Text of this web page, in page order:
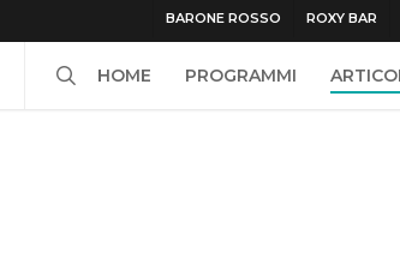
BARONE ROSSO ROXY BAR
HOME PROGRAMMI